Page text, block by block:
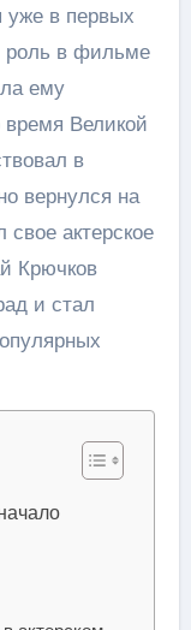
уже в первых
роль в фильме
ему
Великой
в
вернулся на
актерское
Крючков
и стал